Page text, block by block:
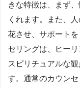
きな特徴は、まず
くれます。また、
花させ、サポート
セリングは、ヒー
スピリチュアルな
す。通常のカウンセ